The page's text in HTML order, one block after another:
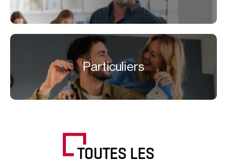
Particuliers
TOUTES LES